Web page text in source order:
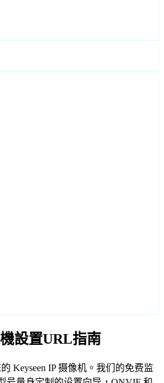
設置URL指南
Keyseen IP 摄像机。我们的免费监